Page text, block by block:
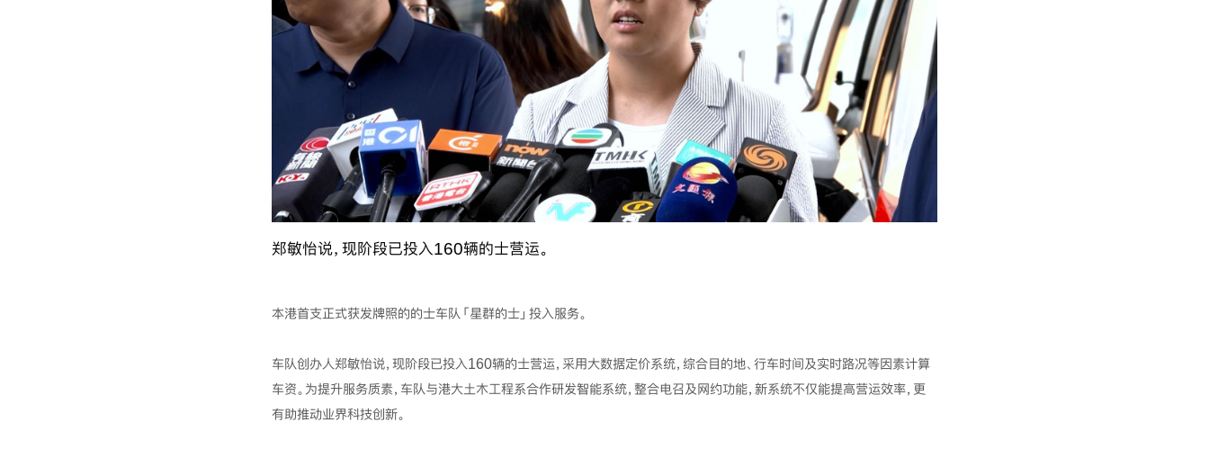
郑敏怡说，现阶段已投入160辆的士营运。
本港首支正式获发牌照的的士车队「星群的士」投入服务。
车队创办人郑敏怡说，现阶段已投入160辆的士营运，采用大数据定价系统，综合目的地、行车时间及实时路况等因素计算
车资。为提升服务质素，车队与港大土木工程系合作研发智能系统，整合电召及网约功能，新系统不仅能提高营运效率，更
有助推动业界科技创新。